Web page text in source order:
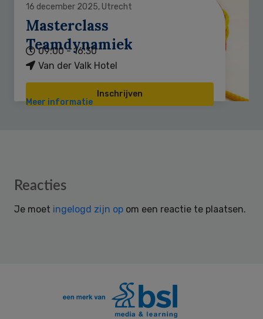
16 december 2025, Utrecht
Masterclass
Teamdynamiek
09:00 - 16:30
Van der Valk Hotel
Inschrijven
Meer informatie
Reader
Reacties
Je moet ingelogd zijn op om een reactie te plaatsen.